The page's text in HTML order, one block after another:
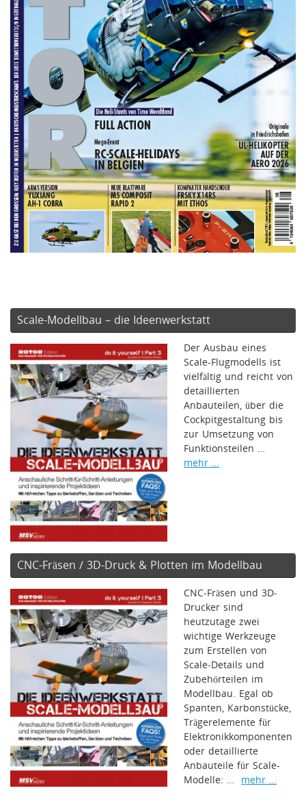
Scale-Modellbau – die Ideenwerkstatt
Der Ausbau eines
Scale-Flugmodells ist
vielfältig und reicht von
detaillierten
Anbauteilen, über die
Cockpitgestaltung bis
zur Umsetzung von
Funktionsteilen …
mehr …
CNC-Fräsen / 3D-Druck & Plotten im Modellbau
CNC-Fräsen und 3D-
Drucker sind
heutzutage zwei
wichtige Werkzeuge
zum Erstellen von
Scale-Details und
Zubehörteilen im
Modellbau. Egal ob
Spanten, Karbonstücke,
Trägerelemente für
Elektronikkomponenten
oder detaillierte
Anbauteile für Scale-
Modelle: … mehr …